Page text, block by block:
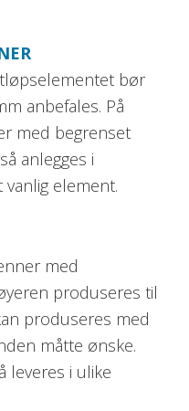
bør
anbefales. På
med begrenset
anlegges i
element.
med
produseres til
produseres med
måtte ønske.
leveres i ulike